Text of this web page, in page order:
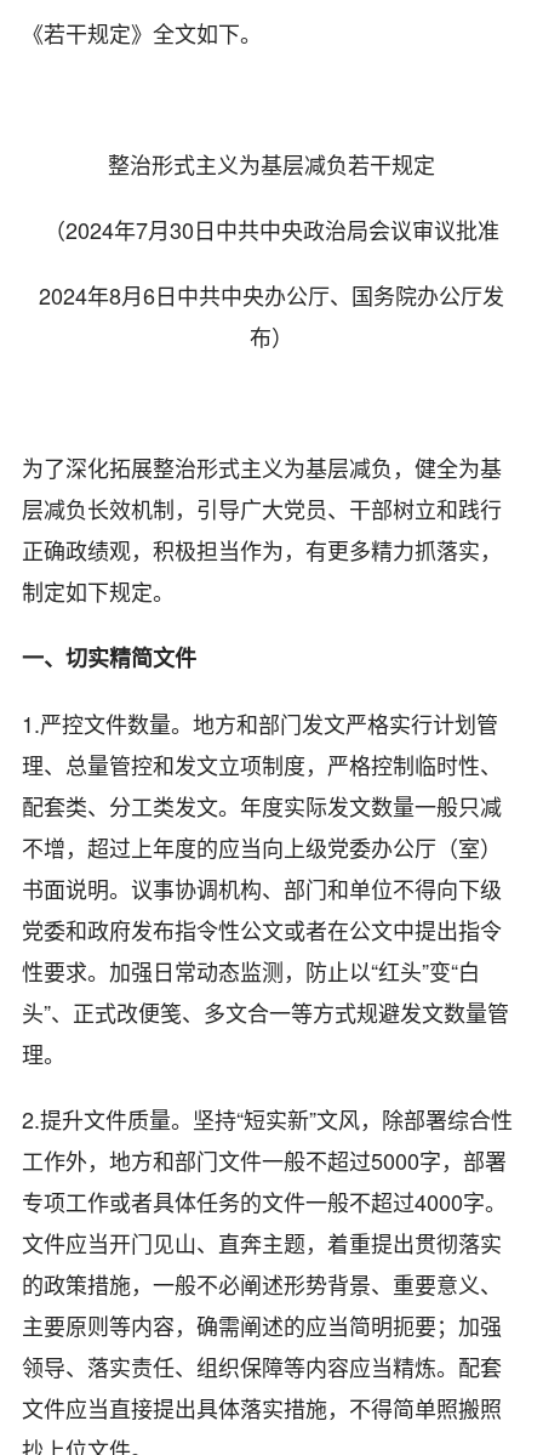
《若干规定》全文如下。
整治形式主义为基层减负若干规定
（2024年7月30日中共中央政治局会议审议批准
2024年8月6日中共中央办公厅、国务院办公厅发
布）
为了深化拓展整治形式主义为基层减负，健全为基
层减负长效机制，引导广大党员、干部树立和践行
正确政绩观，积极担当作为，有更多精力抓落实，
制定如下规定。
一、切实精简文件
1.严控文件数量。地方和部门发文严格实行计划管
理、总量管控和发文立项制度，严格控制临时性、
配套类、分工类发文。年度实际发文数量一般只减
不增，超过上年度的应当向上级党委办公厅（室）
书面说明。议事协调机构、部门和单位不得向下级
党委和政府发布指令性公文或者在公文中提出指令
性要求。加强日常动态监测，防止以“红头”变“白
头”、正式改便笺、多文合一等方式规避发文数量管
理。
2.提升文件质量。坚持“短实新”文风，除部署综合性
工作外，地方和部门文件一般不超过5000字，部署
专项工作或者具体任务的文件一般不超过4000字。
文件应当开门见山、直奔主题，着重提出贯彻落实
的政策措施，一般不必阐述形势背景、重要意义、
主要原则等内容，确需阐述的应当简明扼要；加强
领导、落实责任、组织保障等内容应当精炼。配套
文件应当直接提出具体落实措施，不得简单照搬照